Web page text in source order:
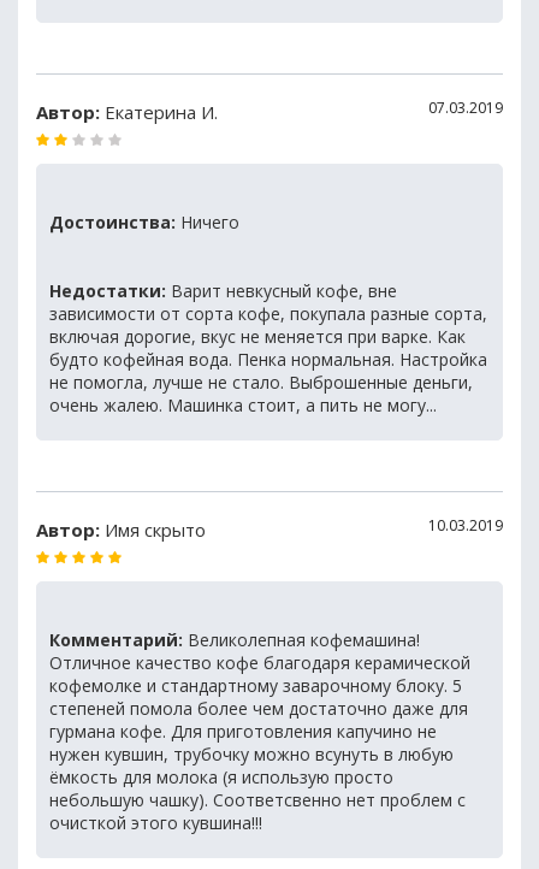
Автор: Екатерина И. 07.03.2019
Достоинства: Ничего
Недостатки: Варит невкусный кофе, вне
зависимости от сорта кофе, покупала разные сорта,
включая дорогие, вкус не меняется при варке. Как
будто кофейная вода. Пенка нормальная. Настройка
не помогла, лучше не стало. Выброшенные деньги,
очень жалею. Машинка стоит, а пить не могу...
Автор: Имя скрыто 10.03.2019
Комментарий: Великолепная кофемашина!
Отличное качество кофе благодаря керамической
кофемолке и стандартному заварочному блоку. 5
степеней помола более чем достаточно даже для
гурмана кофе. Для приготовления капучино не
нужен кувшин, трубочку можно всунуть в любую
ёмкость для молока (я использую просто
небольшую чашку). Соответсвенно нет проблем с
очисткой этого кувшина!!!